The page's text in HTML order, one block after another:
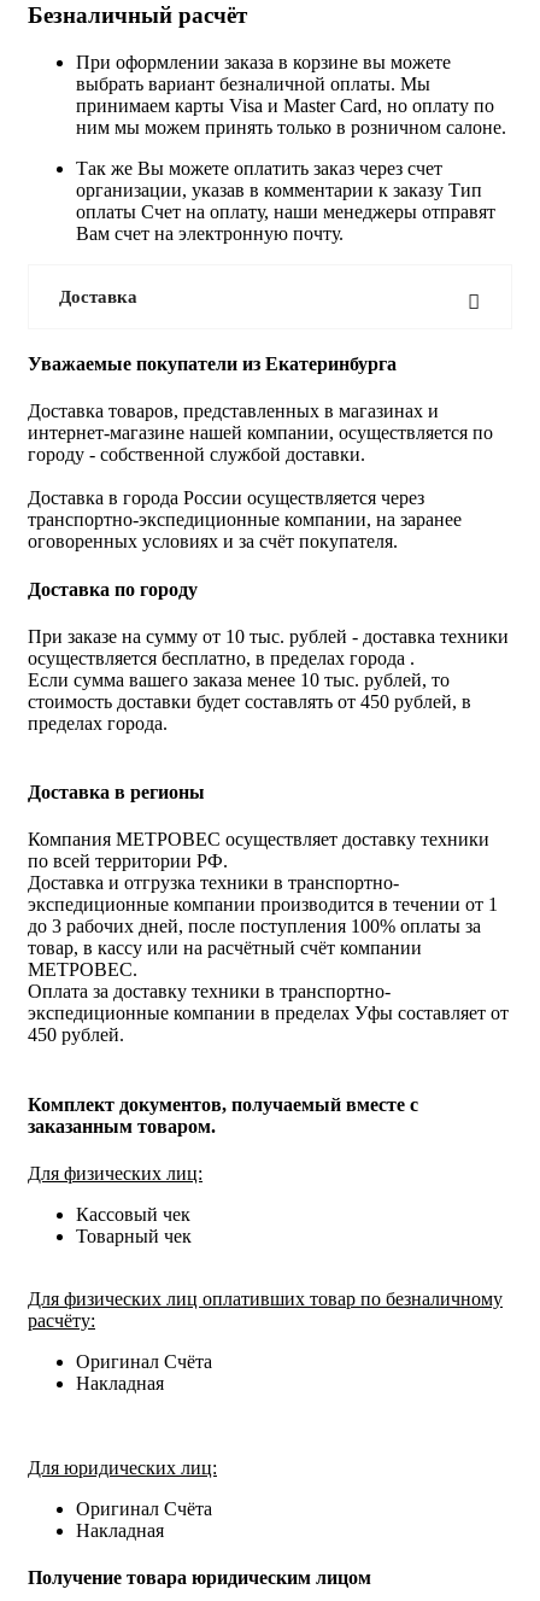
Безналичный расчёт
При оформлении заказа в корзине вы можете
выбрать вариант безналичной оплаты. Мы
принимаем карты Visa и Master Card, но оплату по
ним мы можем принять только в розничном салоне.
Так же Вы можете оплатить заказ через счет
организации, указав в комментарии к заказу Тип
оплаты Счет на оплату, наши менеджеры отправят
Вам счет на электронную почту.
Доставка
Уважаемые покупатели из Екатеринбурга
Доставка товаров, представленных в магазинах и
интернет-магазине нашей компании, осуществляется по
городу - собственной службой доставки.
Доставка в города России осуществляется через
транспортно-экспедиционные компании, на заранее
оговоренных условиях и за счёт покупателя.
Доставка по городу
При заказе на сумму от 10 тыс. рублей - доставка техники
осуществляется бесплатно, в пределах города .
Если сумма вашего заказа менее 10 тыс. рублей, то
стоимость доставки будет составлять от 450 рублей, в
пределах города.
Доставка в регионы
Компания МЕТРОВЕС осуществляет доставку техники
по всей территории РФ.
Доставка и отгрузка техники в транспортно-
экспедиционные компании производится в течении от 1
до 3 рабочих дней, после поступления 100% оплаты за
товар, в кассу или на расчётный счёт компании
МЕТРОВЕС.
Оплата за доставку техники в транспортно-
экспедиционные компании в пределах Уфы составляет от
450 рублей.
Комплект документов, получаемый вместе с
заказанным товаром.
Для физических лиц:
Кассовый чек
Товарный чек
Для физических лиц оплативших товар по безналичному
расчёту:
Оригинал Счёта
Накладная
Для юридических лиц:
Оригинал Счёта
Накладная
Получение товара юридическим лицом